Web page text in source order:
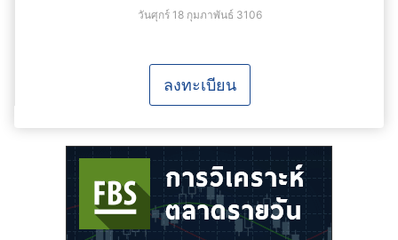
วันศุกร์ 18 กุมภาพันธ์ 3106
ลงทะเบียน